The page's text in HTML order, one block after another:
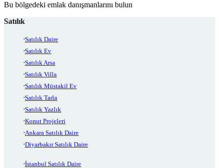
Bu bölgedeki emlak danışmanlarını bulun
Satılık
Satılık Daire
Satılık Ev
Satılık Arsa
Satılık Villa
Satılık Müstakil Ev
Satılık Tarla
Satılık Yazlık
Konut Projeleri
Ankara Satılık Daire
Diyarbakır Satılık Daire
İstanbul Satılık Daire